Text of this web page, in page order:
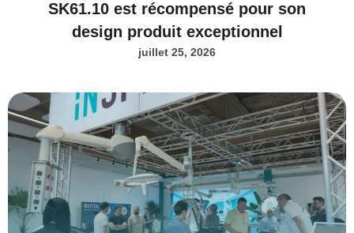
SK61.10 est récompensé pour son
design produit exceptionnel
juillet 25, 2026